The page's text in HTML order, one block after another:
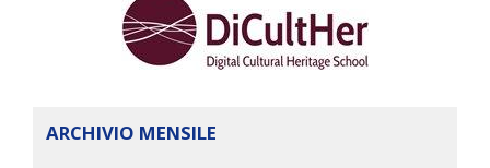
ARCHIVIO MENSILE